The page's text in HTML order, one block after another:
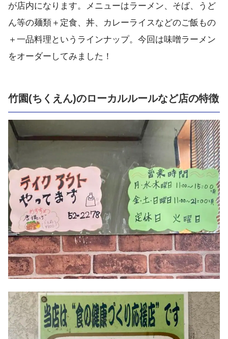
が店内になります。メニューはラーメン、そば、うど
ん等の麺類＋定食、丼、カレーライスなどのご飯もの
＋一品料理というラインナップ。今回は味噌ラーメン
をオーダーしてみました！
竹園(ちくえん)のローカルルールなど店の特徴